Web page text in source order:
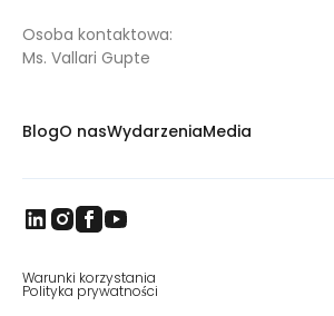
Osoba kontaktowa:
Ms. Vallari Gupte
BlogO nasWydarzeniaMedia
Warunki korzystania
Polityka prywatności